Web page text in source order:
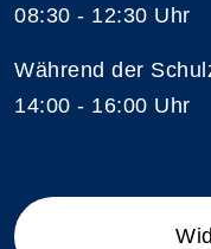
08:30 - 12:30 Uhr
Während der
14:00 - 16:00 Uhr